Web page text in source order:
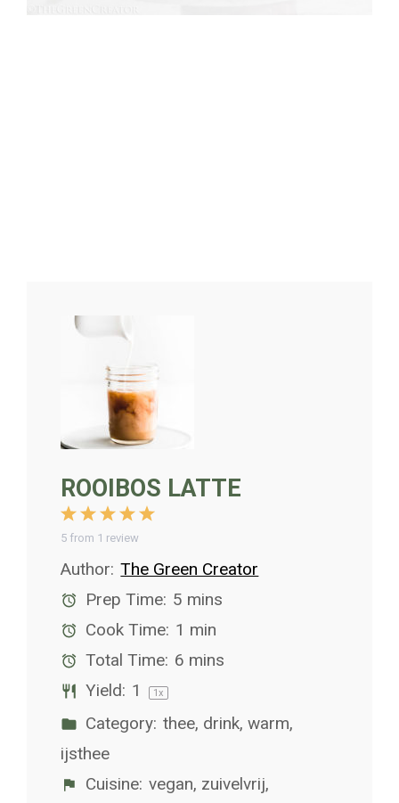
ROOIBOS LATTE
5
4
Stars
3
Stars
2
Stars
1
Star
5 from 1 review
Author: The Green Creator
Prep Time: 5 mins
Cook Time: 1 min
Total Time: 6 mins
Yield: 1 1x
Category: thee, drink, warm,
ijsthee
Cuisine: vegan, zuivelvrij,